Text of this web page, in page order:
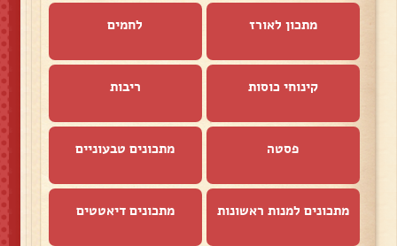
מתכון לאורז לחמים
קינוחי כוסות ריבות
פסטה מתכונים טבעוניים
מתכונים למנות ראשונות מתכונים דיאטטים